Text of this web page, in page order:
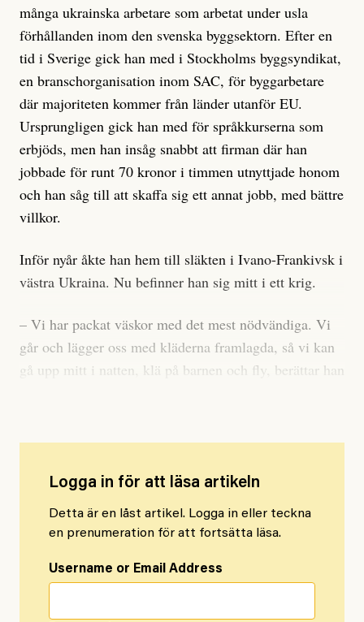
många ukrainska arbetare som arbetat under usla
förhållanden inom den svenska byggsektorn. Efter en
tid i Sverige gick han med i Stockholms byggsyndikat,
en branschorganisation inom SAC, för byggarbetare
där majoriteten kommer från länder utanför EU.
Ursprungligen gick han med för språkkurserna som
erbjöds, men han insåg snabbt att firman där han
jobbade för runt 70 kronor i timmen utnyttjade honom
och han såg till att skaffa sig ett annat jobb, med bättre
villkor.
Inför nyår åkte han hem till släkten i Ivano-Frankivsk i
västra Ukraina. Nu befinner han sig mitt i ett krig.
– Vi har packat väskor med det mest nödvändiga. Vi
går och lägger oss med kläderna framlagda, så vi kan
gå upp mitt i natten, klä på barnen och fly, berättar han
Logga in för att läsa artikeln
Detta är en låst artikel. Logga in eller teckna
en prenumeration för att fortsätta läsa.
Username or Email Address